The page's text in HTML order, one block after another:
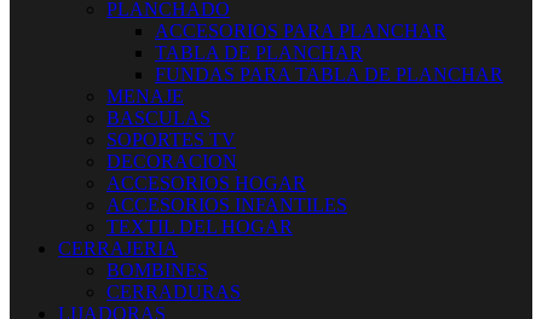
PLANCHADO
ACCESORIOS PARA PLANCHAR
TABLA DE PLANCHAR
FUNDAS PARA TABLA DE PLANCHAR
MENAJE
BASCULAS
SOPORTES TV
DECORACION
ACCESORIOS HOGAR
ACCESORIOS INFANTILES
TEXTIL DEL HOGAR
CERRAJERIA
BOMBINES
CERRADURAS
LIJADORAS